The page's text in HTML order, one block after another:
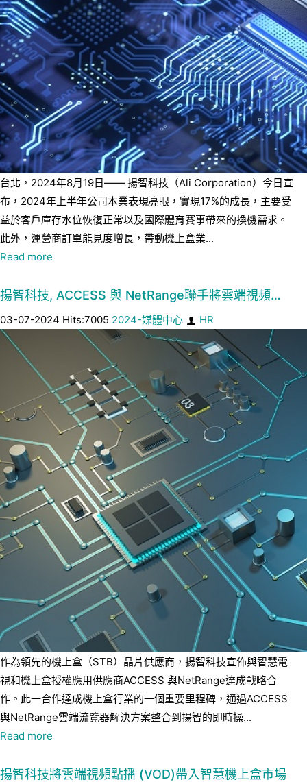
台北，2024年8月19日—— 揚智科技（Ali Corporation）今日宣
布，2024年上半年公司本業表現亮眼，實現17%的成長，主要受
益於客戶庫存水位恢復正常以及國際體育賽事帶來的換機需求。
此外，運營商訂單能見度增長，帶動機上盒業...
Read more
揚智科技, ACCESS 與 NetRange聯手將雲端視頻…
03-07-2024 Hits:7005 2024-媒體中心 HR
作為領先的機上盒（STB）晶片供應商，揚智科技宣佈與智慧電
視和機上盒授權應用供應商ACCESS 與NetRange達成戰略合
作。此一合作達成機上盒行業的一個重要里程碑，通過ACCESS
與NetRange雲端流覽器解決方案整合到揚智的即時操...
Read more
揚智科技將雲端視頻點播 (VOD)帶入智慧機上盒市場